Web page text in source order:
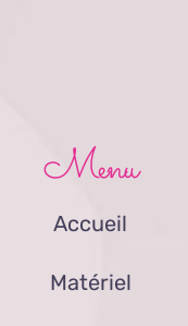
Menu
Accueil
Matériel